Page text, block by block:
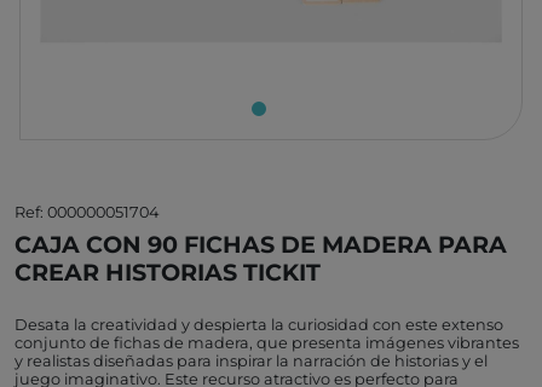
Ref: 000000051704
CAJA CON 90 FICHAS DE MADERA PARA
CREAR HISTORIAS TICKIT
Desata la creatividad y despierta la curiosidad con este extenso
conjunto de fichas de madera, que presenta imágenes vibrantes
y realistas diseñadas para inspirar la narración de historias y el
juego imaginativo. Este recurso atractivo es perfecto para